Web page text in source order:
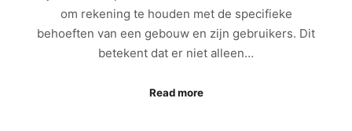
om rekening te houden met de specifieke
behoeften van een gebouw en zijn gebruikers. Dit
betekent dat er niet alleen…
Read more